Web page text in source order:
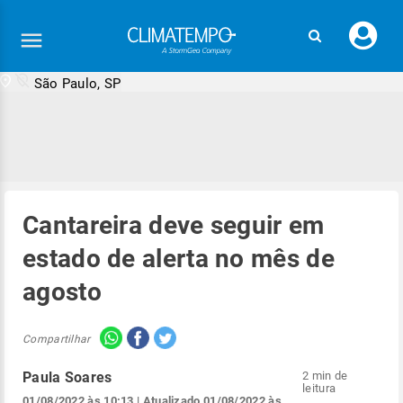
seu
São Paulo, SP
Cantareira deve seguir em
estado de alerta no mês de
agosto
Compartilhar
Paula Soares
2 min de
leitura